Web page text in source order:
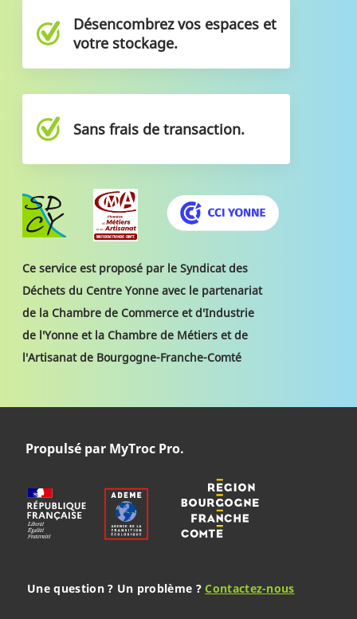
Désencombrez vos espaces et
votre stockage.
Sans frais de transaction.
Ce service est proposé par le Syndicat des
Déchets du Centre Yonne avec le partenariat
de la Chambre de Commerce et d'Industrie
de l'Yonne et la Chambre de Métiers et de
l'Artisanat de Bourgogne-Franche-Comté
Propulsé par MyTroc Pro.
Une question ? Un problème ?Contactez-nous